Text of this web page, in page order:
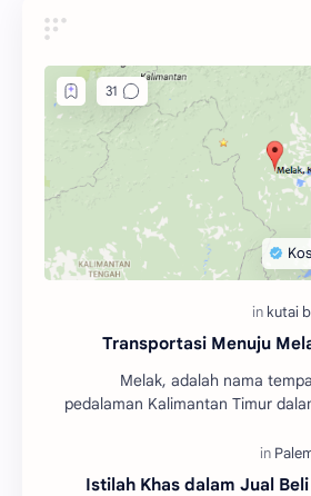
Melak, adalah nama
pedalaman Kalimantan Timur
Istilah Khas dalam Jual